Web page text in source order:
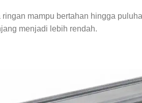
mampu bertahan hingga
menjadi lebih rendah.